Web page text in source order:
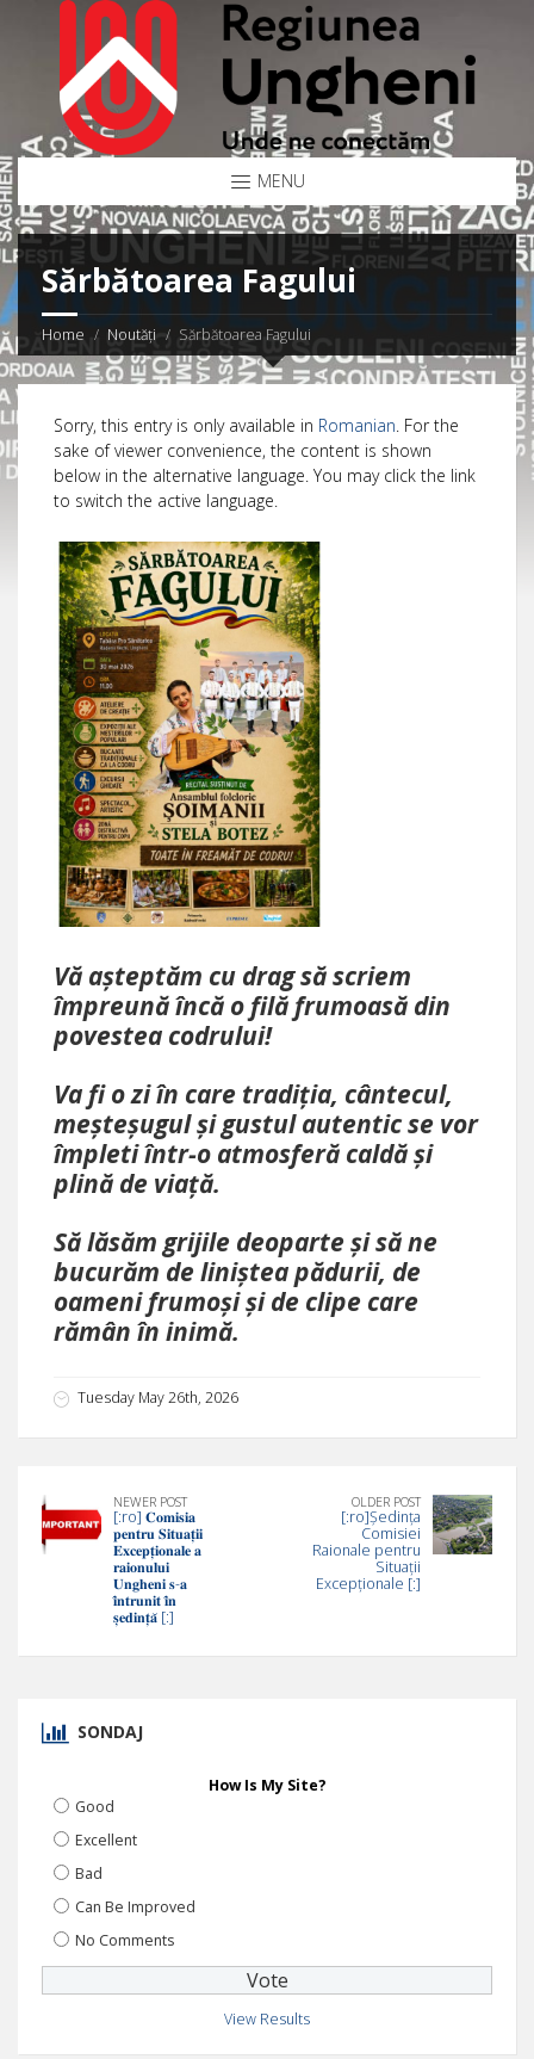
MENU
Sărbătoarea Fagului
Home Noutăți Sărbătoarea Fagului
Sorry, this entry is only available in Romanian. For the
sake of viewer convenience, the content is shown
below in the alternative language. You may click the link
to switch the active language.
Vă așteptăm cu drag să scriem
împreună încă o filă frumoasă din
povestea codrului!
Va fi o zi în care tradiția, cântecul,
meșteșugul și gustul autentic se vor
împleti într-o atmosferă caldă și
plină de viață.
Să lăsăm grijile deoparte și să ne
bucurăm de liniștea pădurii, de
oameni frumoși și de clipe care
rămân în inimă.
Tuesday May 26th, 2026
NEWER POST
[:ro] 𝐂𝐨𝐦𝐢𝐬𝐢𝐚
𝐩𝐞𝐧𝐭𝐫𝐮 𝐒𝐢𝐭𝐮𝐚𝐭̦𝐢𝐢
𝐄𝐱𝐜𝐞𝐩𝐭̦𝐢𝐨𝐧𝐚𝐥𝐞 𝐚
𝐫𝐚𝐢𝐨𝐧𝐮𝐥𝐮𝐢
𝐔𝐧𝐠𝐡𝐞𝐧𝐢 𝐬-𝐚
𝐢̂𝐧𝐭𝐫𝐮𝐧𝐢𝐭 𝐢̂𝐧
𝐬̦𝐞𝐝𝐢𝐧𝐭̦𝐚̆ [:]
OLDER POST
[:ro]Ședința
Comisiei
Raionale pentru
Situații
Excepționale [:]
SONDAJ
How Is My Site?
Good
Excellent
Bad
Can Be Improved
No Comments
View Results